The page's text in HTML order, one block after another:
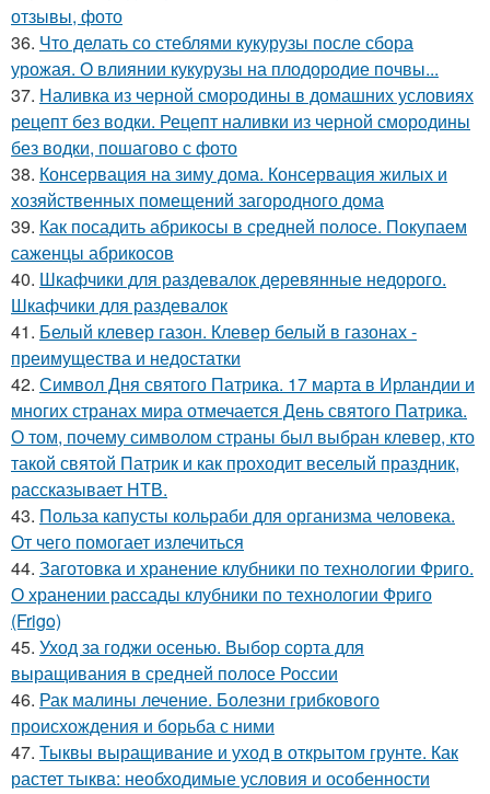
отзывы, фото
36. Что делать со стеблями кукурузы после сбора
урожая. О влиянии кукурузы на плодородие почвы...
37. Наливка из черной смородины в домашних условиях
рецепт без водки. Рецепт наливки из черной смородины
без водки, пошагово с фото
38. Консервация на зиму дома. Консервация жилых и
хозяйственных помещений загородного дома
39. Как посадить абрикосы в средней полосе. Покупаем
саженцы абрикосов
40. Шкафчики для раздевалок деревянные недорого.
Шкафчики для раздевалок
41. Белый клевер газон. Клевер белый в газонах -
преимущества и недостатки
42. Символ Дня святого Патрика. 17 марта в Ирландии и
многих странах мира отмечается День святого Патрика.
О том, почему символом страны был выбран клевер, кто
такой святой Патрик и как проходит веселый праздник,
рассказывает НТВ.
43. Польза капусты кольраби для организма человека.
От чего помогает излечиться
44. Заготовка и хранение клубники по технологии Фриго.
О хранении рассады клубники по технологии Фриго
(Frigo)
45. Уход за годжи осенью. Выбор сорта для
выращивания в средней полосе России
46. Рак малины лечение. Болезни грибкового
происхождения и борьба с ними
47. Тыквы выращивание и уход в открытом грунте. Как
растет тыква: необходимые условия и особенности